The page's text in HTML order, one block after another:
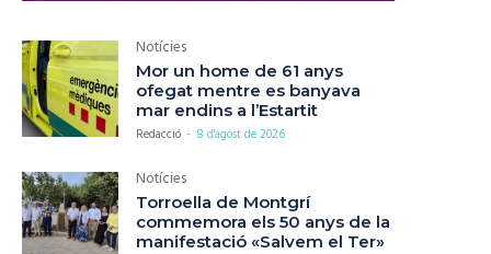
Notícies
Mor un home de 61 anys
ofegat mentre es banyava
mar endins a l’Estartit
Redacció - 8 d'agost de 2026
Notícies
Torroella de Montgrí
commemora els 50 anys de la
manifestació «Salvem el Ter»